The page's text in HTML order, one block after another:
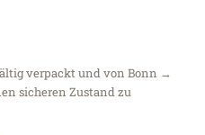
verpackt und von Bonn →
sicheren Zustand zu